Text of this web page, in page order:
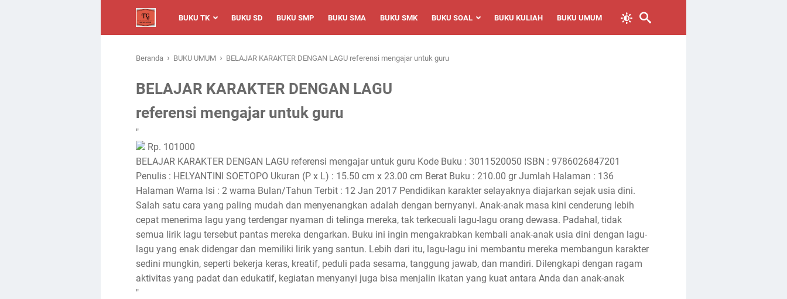
BUKU TK BUKU SD BUKU SMP BUKU SMA BUKU SMK BUKU SOAL BUKU KULIAH BUKU UMUM
Beranda › BUKU UMUM › BELAJAR KARAKTER DENGAN LAGU referensi mengajar untuk guru
BELAJAR KARAKTER DENGAN LAGU
referensi mengajar untuk guru
"
Rp. 101000
BELAJAR KARAKTER DENGAN LAGU referensi mengajar untuk guru Kode Buku : 3011520050 ISBN : 9786026847201
Penulis : HELYANTINI SOETOPO Ukuran (P x L) : 15.50 cm x 23.00 cm Berat Buku : 210.00 gr Jumlah Halaman : 136
Halaman Warna Isi : 2 warna Bulan/Tahun Terbit : 12 Jan 2017 Pendidikan karakter selayaknya diajarkan sejak usia dini.
Salah satu cara yang paling mudah dan menyenangkan adalah dengan bernyanyi. Anak-anak masa kini cenderung lebih
cepat menerima lagu yang terdengar nyaman di telinga mereka, tak terkecuali lagu-lagu orang dewasa. Padahal, tidak
semua lirik lagu tersebut pantas mereka dengarkan. Buku ini ingin mengakrabkan kembali anak-anak usia dini dengan lagu-
lagu yang enak didengar dan memiliki lirik yang santun. Lebih dari itu, lagu-lagu ini membantu mereka membangun karakter
sedini mungkin, seperti bekerja keras, kreatif, peduli pada sesama, tanggung jawab, dan mandiri. Dilengkapi dengan ragam
aktivitas yang padat dan edukatif, kegiatan menyanyi juga bisa menjalin ikatan yang kuat antara Anda dan anak-anak
"